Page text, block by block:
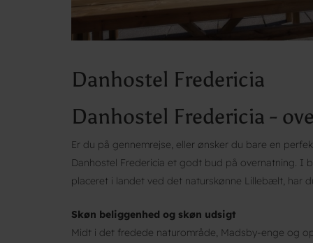
Danhostel Fredericia
Danhostel Fredericia -
Er du på gennemrejse, eller ønsker du bare en
Danhostel Fredericia et godt bud på overnatning. I
placeret i landet ved det naturskønne Lillebælt, har
Skøn beliggenhed og skøn udsigt
Midt i det fredede naturområde, Madsby-enge og